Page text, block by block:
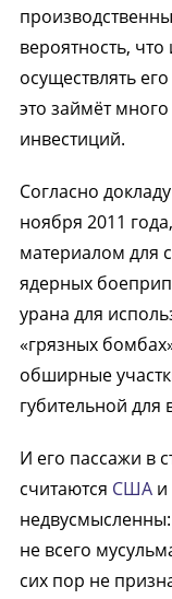
вероятность,
осуществлять
это займёт
инвестиций.
Согласно
ноября 2011
материалом для
ядерных
урана для
«грязных
обширные
губительной для
И его пассажи в
считаются СШАи
не всего
сих пор не